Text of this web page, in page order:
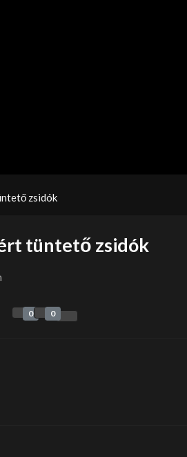
zsidók
tüntető zsidók
0 0